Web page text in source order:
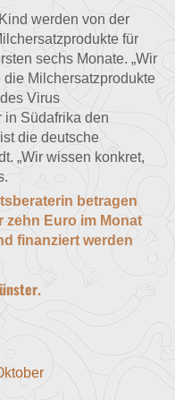
werden von der
für
sechs Monate. „Wir
die Milchersatzprodukte
Virus
in Südafrika den
die deutsche
„Wir wissen konkret,
betragen
zehn Euro im Monat
finanziert werden